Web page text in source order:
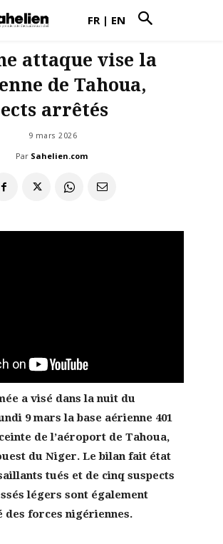
FR | EN
attaque vise la
de Tahoua,
arrêtés
9 mars 2026
Par Sahelien.com
a visé dans la nuit du
9 mars la base aérienne 401
de l’aéroport de Tahoua,
du Niger. Le bilan fait état
tués et de cinq suspects
légers sont également
des forces nigériennes.